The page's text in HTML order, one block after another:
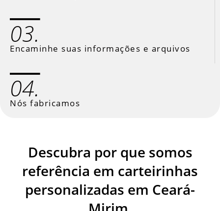
03.
Encaminhe suas informações e arquivos
04.
Nós fabricamos
Descubra por que somos
referência em carteirinhas
personalizadas em Ceará-